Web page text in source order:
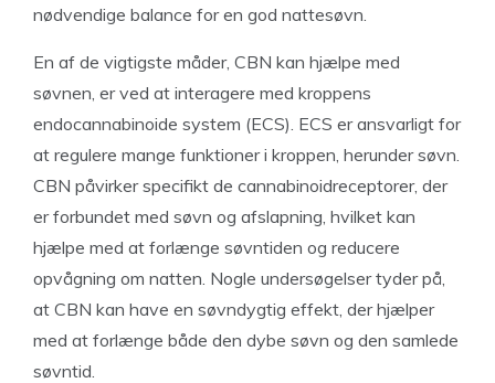
nødvendige balance for en god nattesøvn.
En af de vigtigste måder, CBN kan hjælpe med
søvnen, er ved at interagere med kroppens
endocannabinoide system (ECS). ECS er ansvarligt for
at regulere mange funktioner i kroppen, herunder søvn.
CBN påvirker specifikt de cannabinoidreceptorer, der
er forbundet med søvn og afslapning, hvilket kan
hjælpe med at forlænge søvntiden og reducere
opvågning om natten. Nogle undersøgelser tyder på,
at CBN kan have en søvndygtig effekt, der hjælper
med at forlænge både den dybe søvn og den samlede
søvntid.